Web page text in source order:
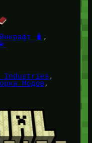
🧳
Industries
Модов